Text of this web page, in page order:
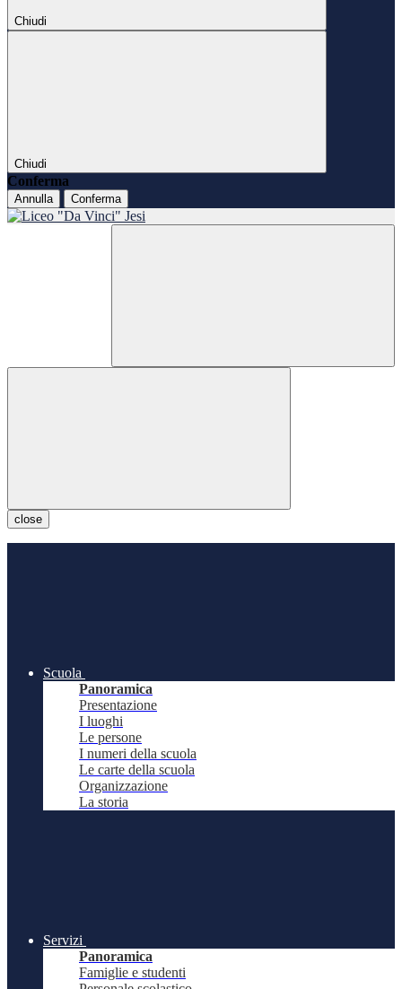
Chiudi
Chiudi
Conferma
Annulla Conferma
close
Scuola
Panoramica
Presentazione
I luoghi
Le persone
I numeri della scuola
Le carte della scuola
Organizzazione
La storia
Servizi
Panoramica
Famiglie e studenti